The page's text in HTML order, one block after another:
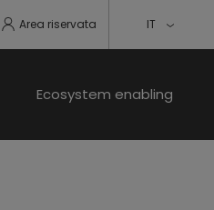
Area riservata IT
Ecosystem enabling